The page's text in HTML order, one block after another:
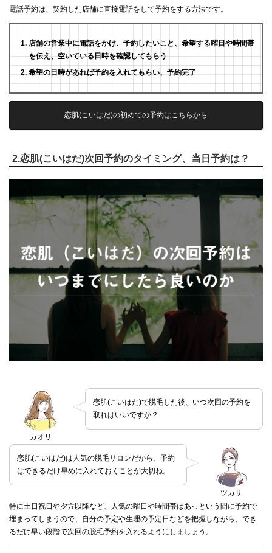
電話予約は、契約した店舗に直接電話をして予約をする方法です。
店舗の営業中に電話をかけ、予約したいこと、希望する曜日や時間帯
を伝え、空いている日時を確認してもらう
希望の日時があれば予約を入れてもらい、予約完了
恋肌(こいはだ)の初めての予約はこちらから
2.恋肌(こいはだ)次回予約のタイミング、当日予約は？
カオリ
恋肌(こいはだ)で脱毛した後、いつ次回の予約を
取ればいいですか？
ツカサ
恋肌(こいはだ)は人気の脱毛サロンだから、予約
はできるだけ早めに入れておくことが大切ね。
特に土日祝日や夕方以降など、人気の曜日や時間帯はあっという間に予約で
埋まってしまうので、自分の予定や生理の予定日などを把握しながら、でき
るだけ早い段階で次回の脱毛予約を入れるようにしましょう。